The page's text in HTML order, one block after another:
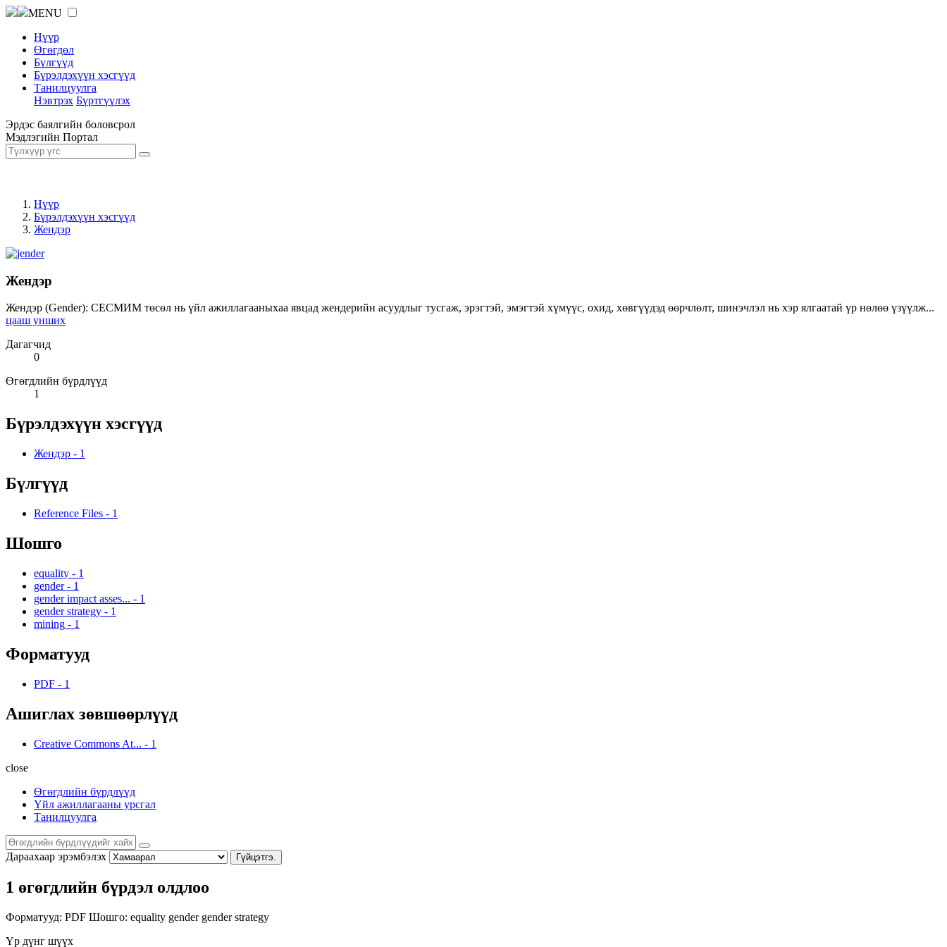
MENU
Нүүр
Өгөгдөл
Бүлгүүд
Бүрэлдэхүүн хэсгүүд
Танилцуулга
Нэвтрэх Бүртгүүлэх
Эрдэс баялгийн боловсрол
Мэдлэгийн Портал
Нүүр
Бүрэлдэхүүн хэсгүүд
Жендэр
Жендэр
Жендэр (Gender): СЕСМИМ төсөл нь үйл ажиллагааныхаа явцад жендерийн асуудлыг тусгаж, эрэгтэй, эмэгтэй хүмүүс, охид, хөвгүүдэд өөрчлөлт, шинэчлэл нь хэр ялгаатай үр нөлөө үзүүлж...
цааш унших
Дагагчид
0
Өгөгдлийн бүрдлүүд
1
Бүрэлдэхүүн хэсгүүд
Жендэр - 1
Бүлгүүд
Reference Files - 1
Шошго
equality - 1
gender - 1
gender impact asses... - 1
gender strategy - 1
mining - 1
Форматууд
PDF - 1
Ашиглах зөвшөөрлүүд
Creative Commons At... - 1
close
Өгөгдлийн бүрдлүүд
Үйл ажиллагааны урсгал
Танилцуулга
Дараахаар эрэмбэлэх Гүйцэтгэ.
1 өгөгдлийн бүрдэл олдлоо
Форматууд: PDF Шошго: equality gender gender strategy
Үр дүнг шүүх